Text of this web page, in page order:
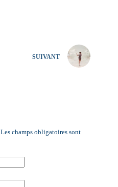
SUIVANT
Les champs obligatoires sont